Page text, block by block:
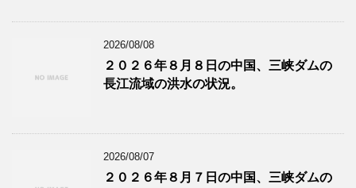
2026/08/08
２０２６年８月８日の中国、三峡ダムの
長江流域の洪水の状況。
2026/08/07
２０２６年８月７日の中国、三峡ダムの